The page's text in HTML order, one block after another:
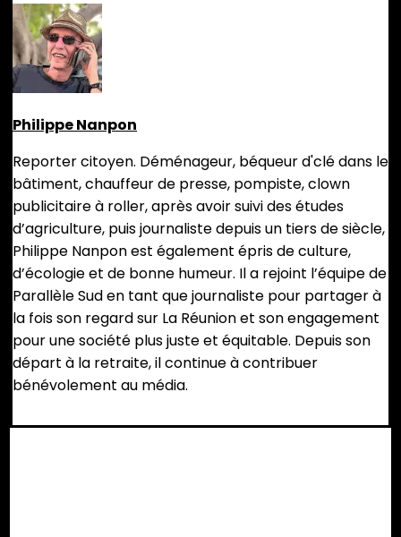
Philippe Nanpon
Reporter citoyen. Déménageur, béqueur d'clé dans le
bâtiment, chauffeur de presse, pompiste, clown
publicitaire à roller, après avoir suivi des études
d’agriculture, puis journaliste depuis un tiers de siècle,
Philippe Nanpon est également épris de culture,
d’écologie et de bonne humeur. Il a rejoint l’équipe de
Parallèle Sud en tant que journaliste pour partager à
la fois son regard sur La Réunion et son engagement
pour une société plus juste et équitable. Depuis son
départ à la retraite, il continue à contribuer
bénévolement au média.